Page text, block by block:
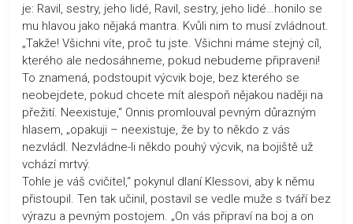
je: Ravil, sestry, jeho lidé, Ravil, sestry, jeho lidé…honilo se
mu hlavou jako nějaká mantra. Kvůli nim to musí zvládnout.
„Takže! Všichni víte, proč tu jste. Všichni máme stejný cíl,
kterého ale nedosáhneme, pokud nebudeme připraveni!
To znamená, podstoupit výcvik boje, bez kterého se
neobejdete, pokud chcete mít alespoň nějakou naději na
přežití. Neexistuje,“ Onnis promlouval pevným důrazným
hlasem, „opakuji – neexistuje, že by to někdo z vás
nezvládl. Nezvládne-li někdo pouhý výcvik, na bojiště už
vchází mrtvý.
Tohle je váš cvičitel,“ pokynul dlaní Klessovi, aby k němu
přistoupil. Ten tak učinil, postavil se vedle muže s tváří bez
výrazu a pevným postojem. „On vás připraví na boj a on